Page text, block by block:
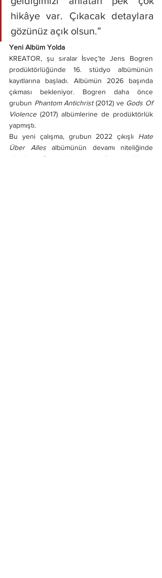
hikâye var. Çıkacak detaylara
gözünüz açık olsun.”
Yeni Albüm Yolda
KREATOR, şu sıralar İsveç’te Jens Bogren
prodüktörlüğünde 16. stüdyo albümünün
kayıtlarına başladı. Albümün 2026 başında
çıkması bekleniyor. Bogren daha önce
grubun Phantom Antichrist (2012) ve Gods Of
Violence (2017) albümlerine de prodüktörlük
yapmıştı.
Bu yeni çalışma, grubun 2022 çıkışlı Hate
Über Alles albümünün devamı niteliğinde
olacak. Söz konusu albüm, Hansa